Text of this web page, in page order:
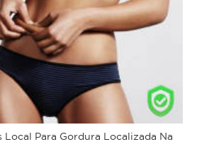
Local Para Gordura Localizada Na